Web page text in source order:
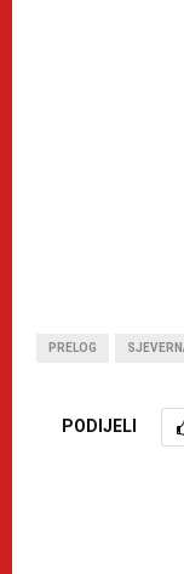
PRELOG
PODIJELI